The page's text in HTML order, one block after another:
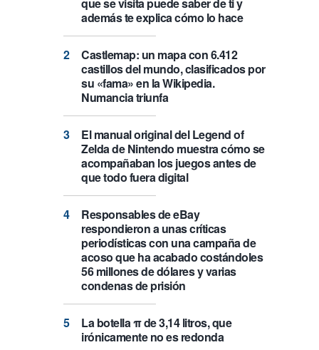
que se visita puede saber de ti y
además te explica cómo lo hace
Castlemap: un mapa con 6.412
castillos del mundo, clasificados por
su «fama» en la Wikipedia.
Numancia triunfa
El manual original del Legend of
Zelda de Nintendo muestra cómo se
acompañaban los juegos antes de
que todo fuera digital
Responsables de eBay
respondieron a unas críticas
periodísticas con una campaña de
acoso que ha acabado costándoles
56 millones de dólares y varias
condenas de prisión
La botella π de 3,14 litros, que
irónicamente no es redonda